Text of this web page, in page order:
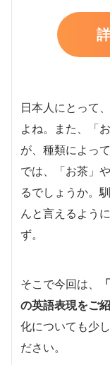
日本人にとって
よね。また、「
が、種類によっ
では、「お茶」
るでしょうか。
んと言えるよう
ず。
そこで今回は、
の英語表現をご
化についても少
ださい。